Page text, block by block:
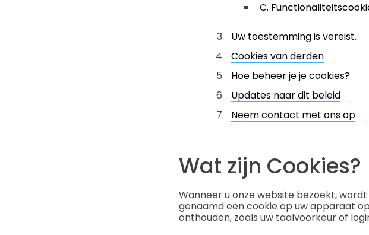
C.
Uw toestemming is vereist.
Cookies van derden
Hoe beheer je je cookies?
Updates naar dit beleid
Neem contact met ons op
Wat zijn Cookies?
Wanneer u onze website bezoekt,
genaamd een cookie op uw apparaat
onthouden, zoals uw taalvoorkeur of